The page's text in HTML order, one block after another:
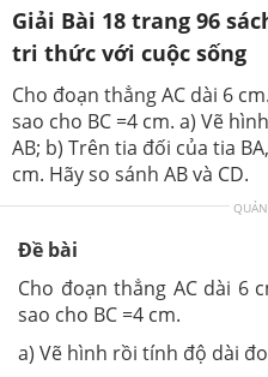
Giải Bài 18 trang 96
tri thức với cuộc sống
Cho đoạn thẳng AC dài 6
sao cho BC =4 cm. a) Vẽ
AB; b) Trên tia đối của tia
cm. Hãy so sánh AB và CD.
Đề bài
Cho đoạn thẳng AC dài 6
sao cho BC =4 cm.
a) Vẽ hình rồi tính độ dài